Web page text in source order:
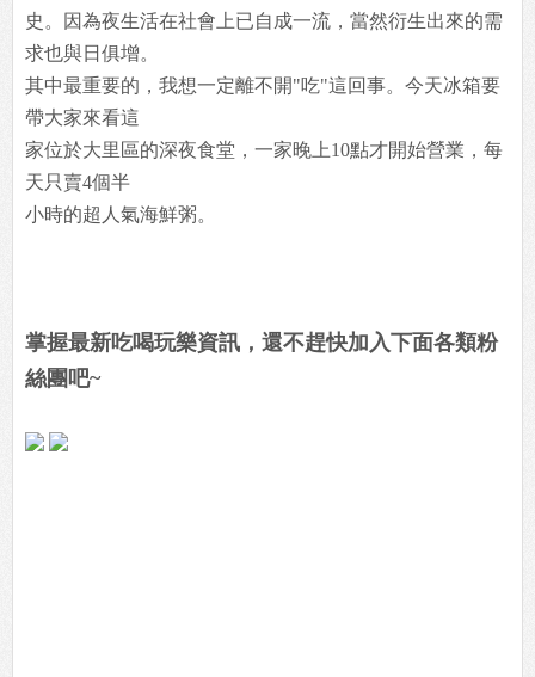
史。因為夜生活在社會上已自成一流，當然衍生出來的需
求也與日俱增。
其中最重要的，我想一定離不開"吃"這回事。今天冰箱要
帶大家來看這
家位於大里區的深夜食堂，一家晚上10點才開始營業，每
天只賣4個半
小時的超人氣海鮮粥。
掌握最新吃喝玩樂資訊，還不趕快加入下面各類粉
絲團吧~